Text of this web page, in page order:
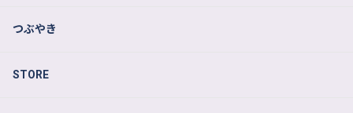
つぶやき
STORE